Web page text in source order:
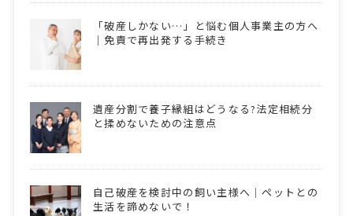
「破産しかない…」と悩む個人事業主の方へ
｜免責で再出発する手続き
遺産分割で養子縁組はどうなる?法定相続分
と揉めないための注意点
自己破産を検討中の飼い主様へ｜ペットとの
生活を諦めないで！